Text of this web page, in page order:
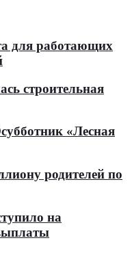
для работающих
строительная
«Лесная
родителей по
на